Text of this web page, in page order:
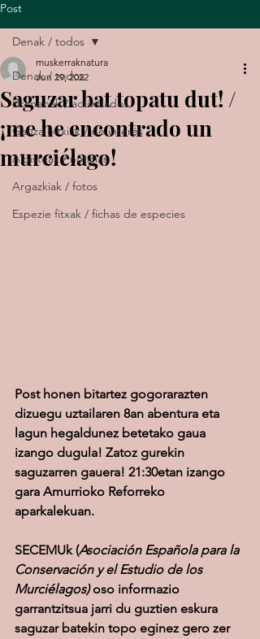
Post
Denak / todos
Ekimenak / actividades
Gauza bitxiak / de interés
Albisteak / noticias
Argazkiak / fotos
Espezie fitxak / fichas de especies
Denak / todos
Saguzar bat topatu dut! /
¡me he encontrado un
murciélago!
muskerraknatura
Jun 29, 2022
Post honen bitartez gogorarazten
dizuegu uztailaren 8an abentura eta
lagun hegaldunez betetako gaua
izango dugula! Zatoz gurekin
saguzarren gauera! 21:30etan izango
gara Amurrioko Reforreko
aparkalekuan.
SECEMUk (Asociación Española para la
Conservación y el Estudio de los
Murciélagos) oso informazio
garrantzitsua jarri du guztien eskura
saguzar batekin topo eginez gero zer